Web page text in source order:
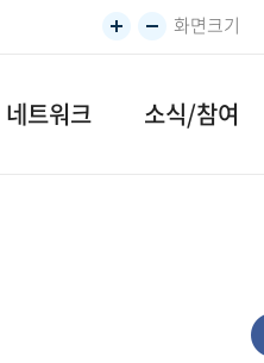
화면크기
네트워크 소식/참여